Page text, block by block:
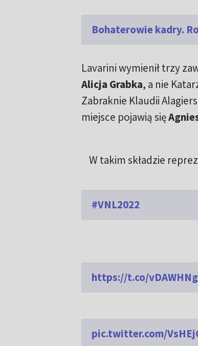
Bohaterowie kadry.
Lavarini wymienił trzy
Alicja Grabka, a nie
Zabraknie Klaudii
miejsce pojawią się
W takim składzie
#VNL2022
https://t.co/
pic.twitter.com/